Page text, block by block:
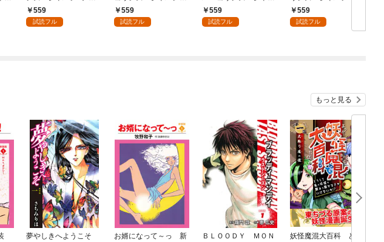
ト出版）
559
試読フル
アルト出版）
559
試読フル
ン×アルト出版）
559
試読フル
ルト出版）
559
試読フル
もっと見る
夢やしきへようこそ
お婿になって～っ 新
ＢＬＯＯＤＹ ＭＯＮ
妖怪魔混大百科 どう